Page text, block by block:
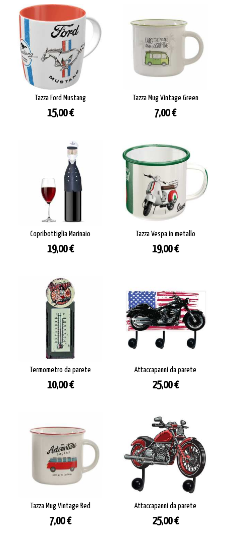
Tazza Ford Mustang
Prezzo
15,00 €
Tazza Mug Vintage Green
Prezzo
7,00 €
Copribottiglia Marinaio
Prezzo
19,00 €
Tazza Vespa in metallo
Prezzo
19,00 €
Termometro da parete
Prezzo
10,00 €
Attaccapanni da parete
Prezzo
25,00 €
Tazza Mug Vintage Red
Prezzo
7,00 €
Attaccapanni da parete
Prezzo
25,00 €